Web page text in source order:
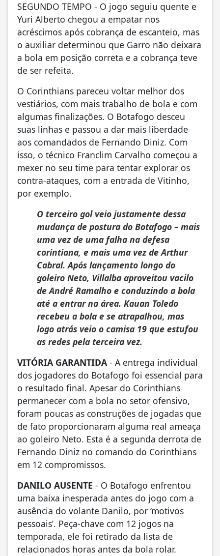
SEGUNDO TEMPO - O jogo seguiu quente e
Yuri Alberto chegou a empatar nos
acréscimos após cobrança de escanteio, mas
o auxiliar determinou que Garro não deixara
a bola em posição correta e a cobrança teve
de ser refeita.
O Corinthians pareceu voltar melhor dos
vestiários, com mais trabalho de bola e com
algumas finalizações. O Botafogo desceu
suas linhas e passou a dar mais liberdade
aos comandados de Fernando Diniz. Com
isso, o técnico Franclim Carvalho começou a
mexer no seu time para tentar explorar os
contra-ataques, com a entrada de Vitinho,
por exemplo.
O terceiro gol veio justamente dessa
mudança de postura do Botafogo – mais
uma vez de uma falha na defesa
corintiana, e mais uma vez de Arthur
Cabral. Após lançamento longo do
goleiro Neto, Villalba aproveitou vacilo
de André Ramalho e conduzindo a bola
até a entrar na área. Kauan Toledo
recebeu a bola e se atrapalhou, mas
logo atrás veio o camisa 19 que estufou
as redes pela terceira vez.
VITÓRIA GARANTIDA - A entrega individual
dos jogadores do Botafogo foi essencial para
o resultado final. Apesar do Corinthians
permanecer com a bola no setor ofensivo,
foram poucas as construções de jogadas que
de fato proporcionaram alguma real ameaça
ao goleiro Neto. Esta é a segunda derrota de
Fernando Diniz no comando do Corinthians
em 12 compromissos.
DANILO AUSENTE - O Botafogo enfrentou
uma baixa inesperada antes do jogo com a
ausência do volante Danilo, por ‘motivos
pessoais’. Peça-chave com 12 jogos na
temporada, ele foi retirado da lista de
relacionados horas antes da bola rolar.